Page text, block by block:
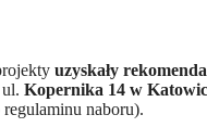
uzyskały
Kopernika 14 w
naboru).